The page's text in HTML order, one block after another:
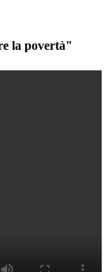
la povertà"